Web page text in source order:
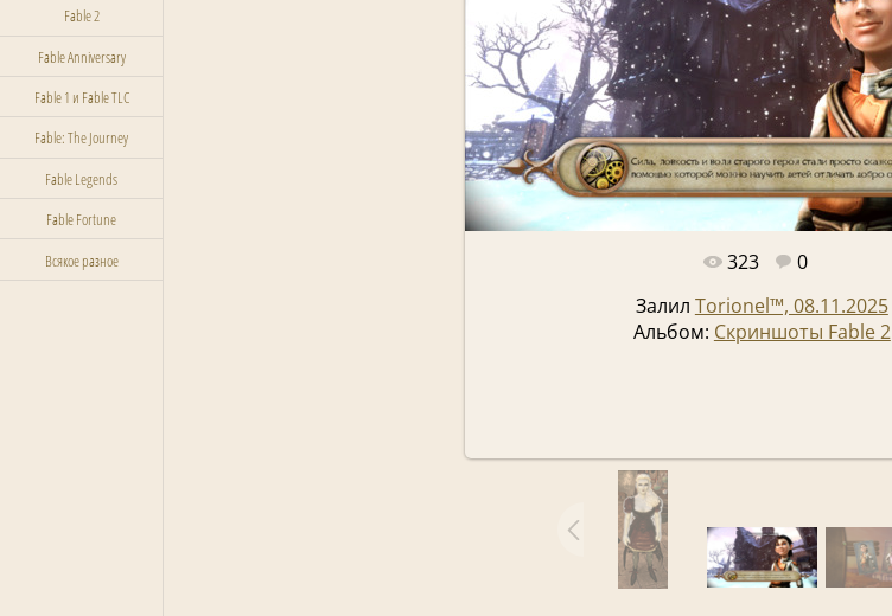
Fable 2
Fable Anniversary
Fable 1 и Fable TLC
Fable: The Journey
Fable Legends
Fable Fortune
Всякое разное
Полный размер - 1280x720
323
0
Залил Torionel™, 08.11.2025
Альбом: Скриншоты Fable 2